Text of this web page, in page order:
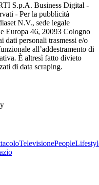
S.p.A. Business Digital -
- Per la pubblicità
N.V., sede legale
Europa 46, 20093 Cologno
dati personali trasmessi e/o
all’addestramento di
È altresì fatto divieto
di data scraping.
TelevisionePeople